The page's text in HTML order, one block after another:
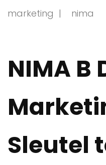
marketing nima
NIMA B
Sleutel